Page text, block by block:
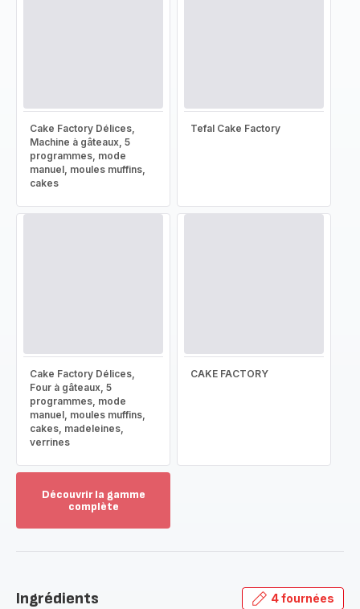
Cake Factory Délices,
Machine à gâteaux, 5
programmes, mode
manuel, moules muffins,
cakes
Tefal Cake Factory
Cake Factory Délices,
Four à gâteaux, 5
programmes, mode
manuel, moules muffins,
cakes, madeleines,
verrines
CAKE FACTORY
Découvrir la gamme
complète
gamme
Ingrédients 4 fournées